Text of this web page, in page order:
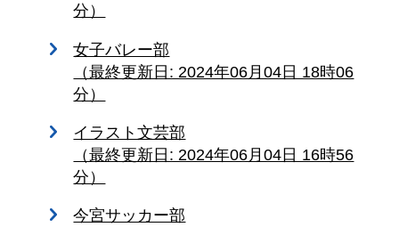
分）
女子バレー部
（最終更新日: 2024年06月04日 18時06
分）
イラスト文芸部
（最終更新日: 2024年06月04日 16時56
分）
今宮サッカー部